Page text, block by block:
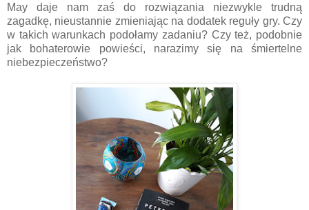
May daje nam zaś do rozwiązania niezwykle trudną
zagadkę, nieustannie zmieniając na dodatek reguły gry. Czy
w takich warunkach podołamy zadaniu? Czy też, podobnie
jak bohaterowie powieści, narazimy się na śmiertelne
niebezpieczeństwo?